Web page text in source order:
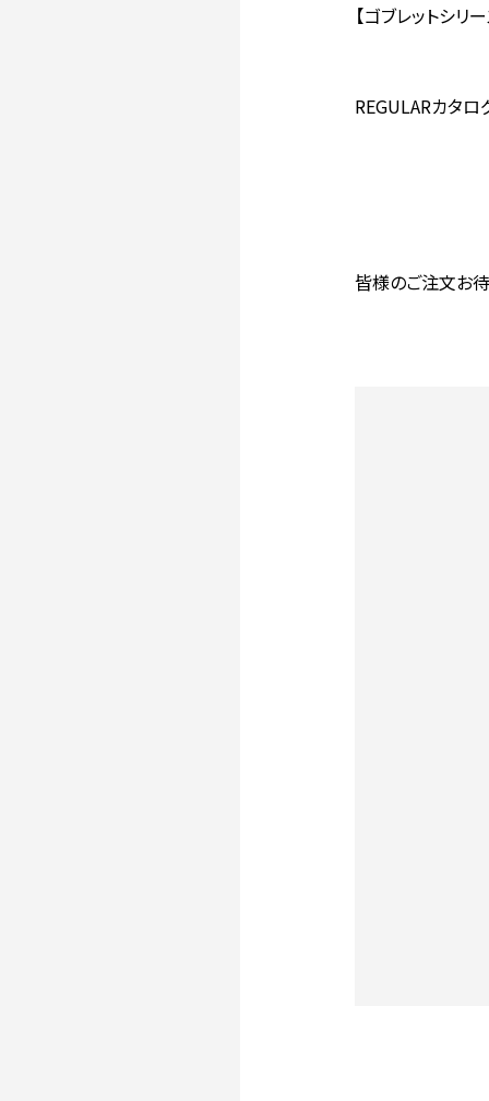
【ゴブレットシリー
REGULARカタ
皆様のご注文お